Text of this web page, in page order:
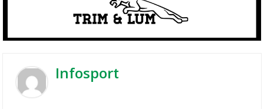
Infosport